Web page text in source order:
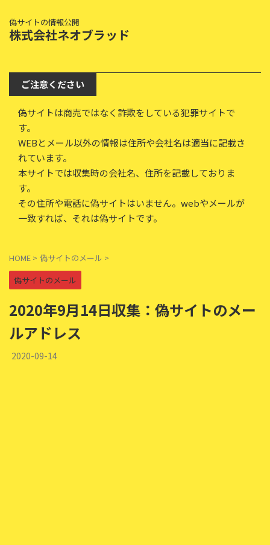
偽サイトの情報公開
株式会社ネオブラッド
ご注意ください
偽サイトは商売ではなく詐欺をしている犯罪サイトで
す。
WEBとメール以外の情報は住所や会社名は適当に記載さ
れています。
本サイトでは収集時の会社名、住所を記載しておりま
す。
その住所や電話に偽サイトはいません。webやメールが
一致すれば、それは偽サイトです。
HOME > 偽サイトのメール >
偽サイトのメール
2020年9月14日収集：偽サイトのメー
ルアドレス
2020-09-14